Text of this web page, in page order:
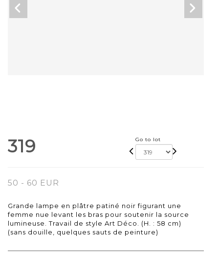
319 Go to lot
50 - 60 EUR
Grande lampe en plâtre patiné noir figurant une
femme nue levant les bras pour soutenir la source
lumineuse. Travail de style Art Déco. (H. : 58 cm)
(sans douille, quelques sauts de peinture)